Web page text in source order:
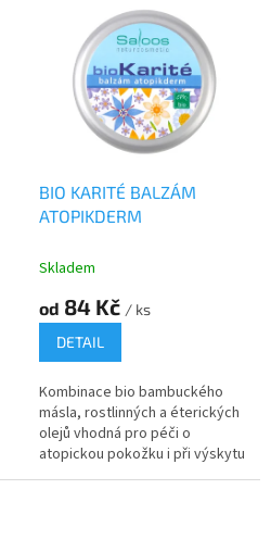
BIO KARITÉ BALZÁM
ATOPIKDERM
Skladem
od 84 Kč / ks
DETAIL
Kombinace bio bambuckého
másla, rostlinných a éterických
olejů vhodná pro péči o
atopickou pokožku i při výskytu
lupénky